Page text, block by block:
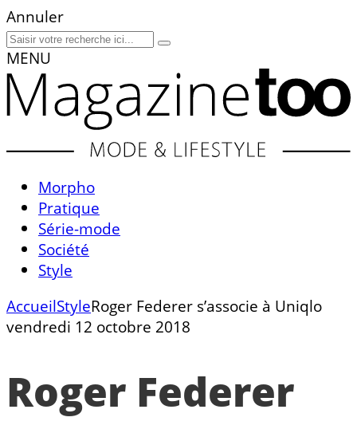
Annuler
MENU
Morpho
Pratique
Série-mode
Société
Style
AccueilStyleRoger Federer s’associe à Uniqlo
vendredi 12 octobre 2018
Roger Federer